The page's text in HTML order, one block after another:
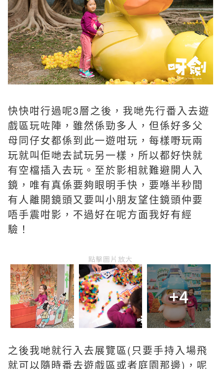
快快咁行過呢3層之後，我哋先行番入去遊
戲區玩咗陣，雖然係勁多人，但係好多父
母同仔女都係到此一遊咁玩，每樣嘢玩兩
玩就叫佢哋去試玩另一樣，所以都好快就
有空檔插入去玩。至於影相就難避開人入
鏡，唯有真係要夠眼明手快，要喺半秒間
有人離開鏡頭又要叫小朋友望住鏡頭仲要
唔手震咁影，不過好在呢方面我好有經
驗！
點擊圖片放大
+4
之後我哋就行入去展覽區(只要手持入場飛
就可以隨時番去遊戲區或者庭園那邊)，呢